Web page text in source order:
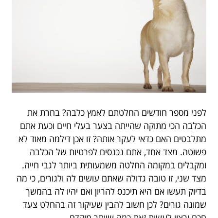
לפני מספר חודשים החלטתם לאמץ כלבה? בחרת את
הכלבה הכי מתוקה שהייתה בצער בעלי חיים וכעת אתם
מתלבטים האם כדאי לעקר אותה? זו אכן דילמה מאוד לא
פשוטה. מצד אחד, אתם נכנסים לפרטיות של הכלבה
ומקבלים במקומה החלטה משמעותית ביותר לגבי חייה.
מצד שני, זו טובה גדולה שאתם עושים לה ולגורים, כי מה
בדיוק תעשו אם היא תיכנס להריון ואם יהיו לה בהמשך
שמונה גורים? לכן חשוב להבין שעיקור זה בהחלט צעד